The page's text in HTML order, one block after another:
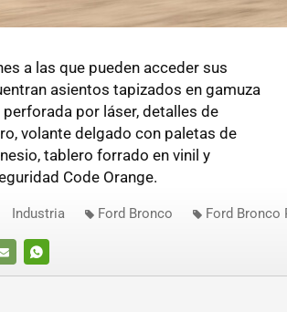
a las que pueden acceder sus
asientos tapizados en gamuza
perforada por láser, detalles de
volante delgado con paletas de
tablero forrado en vinil y
Code Orange.
WHATSAPP
Industria Ford Bronco Ford Bronco